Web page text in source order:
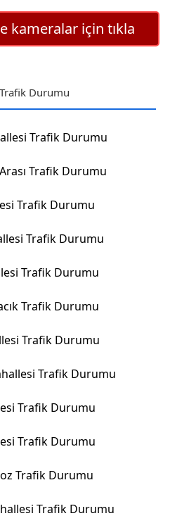
kameralar için tıkla
Durumu
Trafik Durumu
Trafik Durumu
Trafik Durumu
Trafik Durumu
Trafik Durumu
Trafik Durumu
Trafik Durumu
Trafik Durumu
Trafik Durumu
Trafik Durumu
Trafik Durumu
Trafik Durumu